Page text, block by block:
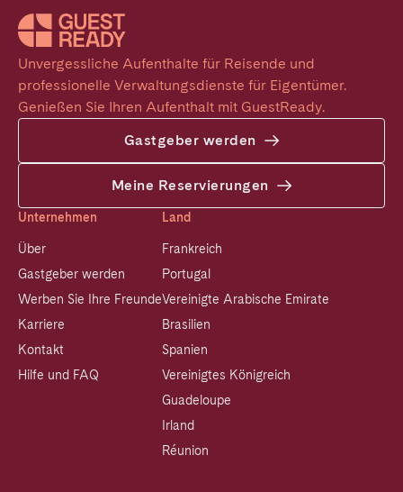
Unvergessliche Aufenthalte für Reisende und
professionelle Verwaltungsdienste für Eigentümer.
Genießen Sie Ihren Aufenthalt mit GuestReady.
Gastgeber werden
Meine Reservierungen
Unternehmen
Über
Gastgeber werden
Werben Sie Ihre Freunde
Karriere
Kontakt
Hilfe und FAQ
Land
Frankreich
Portugal
Vereinigte Arabische Emirate
Brasilien
Spanien
Vereinigtes Königreich
Guadeloupe
Irland
Réunion